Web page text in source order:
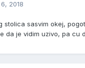
2018
stolica sasvim okej,
da je vidim uzivo, pa cu